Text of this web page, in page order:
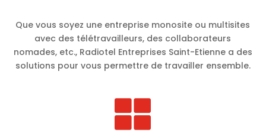
Que vous soyez une entreprise monosite ou multisites
avec des télétravailleurs, des collaborateurs
nomades, etc., Radiotel Entreprises Saint-Etienne a des
solutions pour vous permettre de travailler ensemble.
